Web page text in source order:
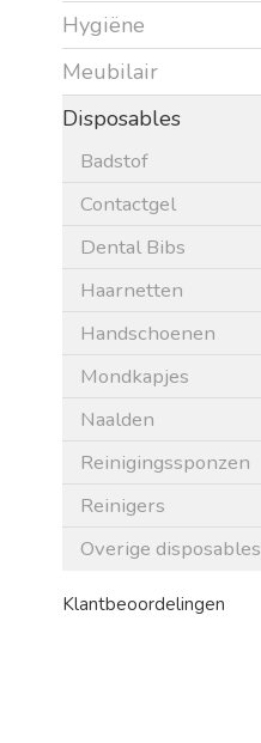
Hygiëne
Meubilair
Disposables
Badstof
Contactgel
Dental Bibs
Haarnetten
Handschoenen
Mondkapjes
Naalden
Reinigingssponzen
Reinigers
Overige disposables
Klantbeoordelingen